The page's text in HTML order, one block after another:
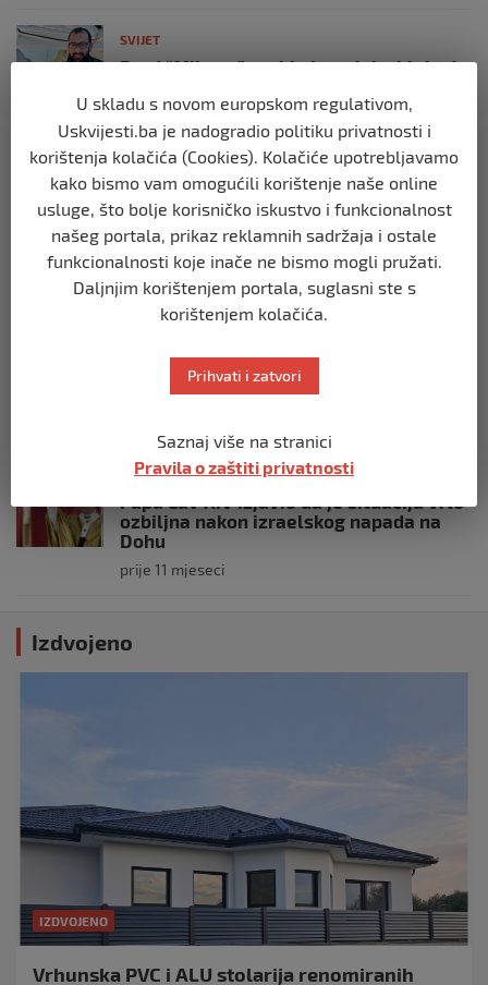
SVIJET
Brod “Mikeno” probio izraelsku blokadu
vijori zastavu BiH
prije 10 mjeseci
SVIJET
Opsadno stanje u Münchenu, odjeknulo
nekoliko eksplozija: Ima žrtava,
policijske snage na terenu
prije 10 mjeseci
Putin: Spremni smo vojno uzvratiti
SVIJET
ozbiljna nakon izraelskog napada na
Dohu
prije 11 mjeseci
Izdvojeno
IZDVOJENO
Vrhunska PVC i ALU stolarija renomiranih
U skladu s novom europskom regulativom,
Uskvijesti.ba je nadogradio politiku privatnosti i
korištenja kolačića (Cookies). Kolačiće upotrebljavamo
kako bismo vam omogućili korištenje naše online
usluge, što bolje korisničko iskustvo i funkcionalnost
našeg portala, prikaz reklamnih sadržaja i ostale
funkcionalnosti koje inače ne bismo mogli pružati.
Daljnjim korištenjem portala, suglasni ste s
korištenjem kolačića.
Prihvati i zatvori
Saznaj više na stranici
Pravila o zaštiti privatnosti